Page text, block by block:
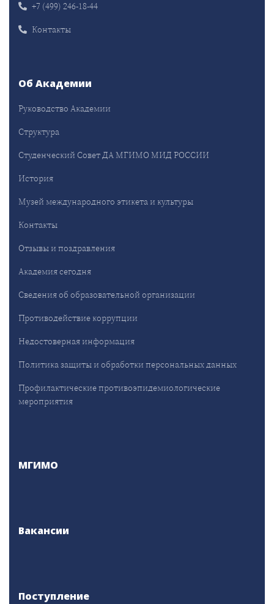
+7 (499) 246-18-44
Контакты
Об Академии
Руководство Академии
Структура
Студенческий Совет ДА МГИМО МИД РОССИИ
История
Музей международного этикета и культуры
Контакты
Отзывы и поздравления
Академия сегодня
Сведения об образовательной организации
Противодействие коррупции
Недостоверная информация
Политика защиты и обработки персональных данных
Профилактические противоэпидемиологические
мероприятия
МГИМО
Вакансии
Поступление